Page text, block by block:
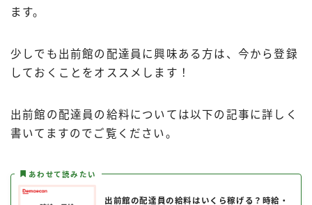
ます。
少しでも出前館の配達員に興味ある方は、今から登録
しておくことをオススメします！
出前館の配達員の給料については以下の記事に詳しく
書いてますのでご覧ください。
あわせて読みたい
出前館の配達員の給料はいくら稼げる？時給・